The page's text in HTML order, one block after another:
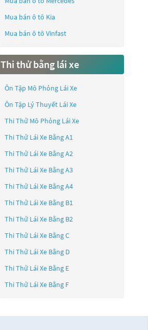
Mua bán ô tô Kia
Mua bán ô tô Vinfast
Thi thử bằng lái xe
Ôn Tập Mô Phỏng Lái Xe
Ôn Tập Lý Thuyết Lái Xe
Thi Thử Mô Phỏng Lái Xe
Thi Thử Lái Xe Bằng A1
Thi Thử Lái Xe Bằng A2
Thi Thử Lái Xe Bằng A3
Thi Thử Lái Xe Bằng A4
Thi Thử Lái Xe Bằng B1
Thi Thử Lái Xe Bằng B2
Thi Thử Lái Xe Bằng C
Thi Thử Lái Xe Bằng D
Thi Thử Lái Xe Bằng E
Thi Thử Lái Xe Bằng F